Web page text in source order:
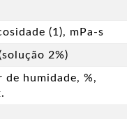
(1), mPa-s
2%)
de humidade, %,